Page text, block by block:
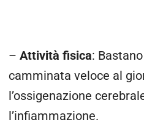
– Attività fisica:
camminata veloce al
l’ossigenazione
l’infiammazione.